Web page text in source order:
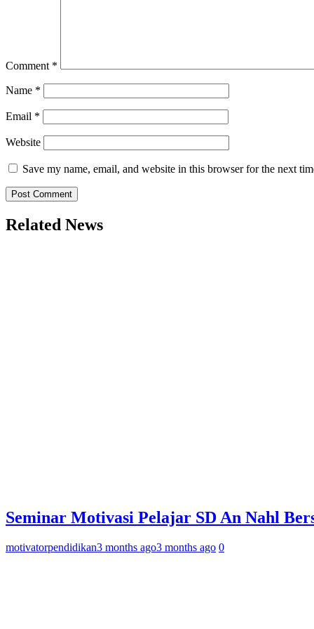
Comment *
Name *
Email *
Website
Save my name, email, and website in this browser for the next
Related News
Seminar Motivasi Pelajar SD An Nahl
motivatorpendidikan3 months ago3 months ago 0